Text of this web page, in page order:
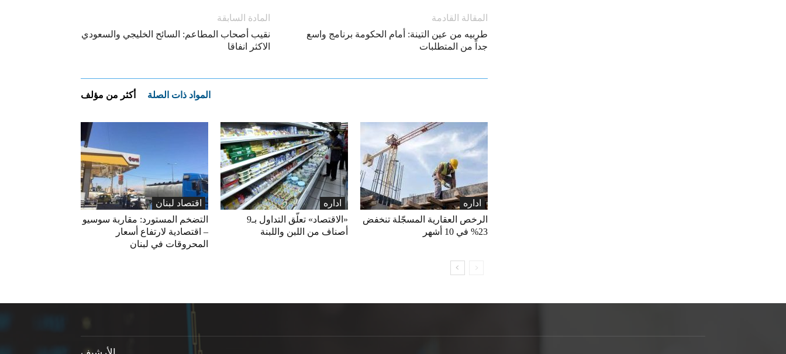
المادة السابقة
نقيب أصحاب المطاعم: السائح الخليجي والسعودي
الاكثر انفاقا
المقالة القادمة
طربيه من عين التينة: أمام الحكومة برنامج واسع
جداً من المتطلبات
المواد ذات الصلة أكثر من مؤلف
اقتصاد لبنان
التضخم المستورد: مقاربة سوسيو
– اقتصادية لارتفاع أسعار
المحروقات في لبنان
اداره
«الاقتصاد» تعلّق التداول بـ9
أصناف من اللبن واللبنة
اداره
الرخص العقارية المسجّلة تنخفض
23% في 10 أشهر